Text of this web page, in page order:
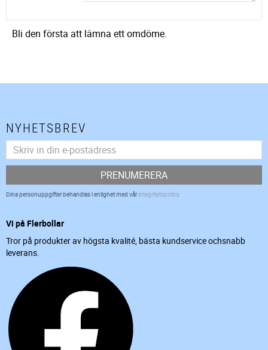
Bli den första att lämna ett omdöme.
NYHETSBREV
PRENUMERERA
Dina personuppgifter behandlas i enlighet med vårintegritetspolicy.
Vi på Flerbollar
Tror på produkter av högsta kvalité, bästa kundservice ochsnabb
leverans.